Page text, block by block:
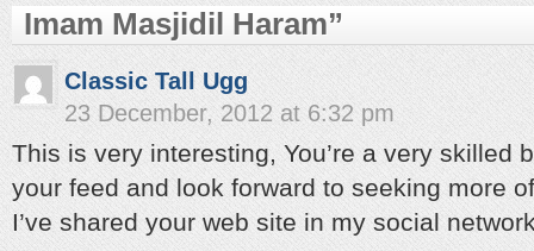
Imam Masjidil Haram”
Classic Tall Ugg
23 December, 2012 at 6:32 pm
This is very interesting, You’re a very skilled
your feed and look forward to seeking more
I’ve shared your web site in my social